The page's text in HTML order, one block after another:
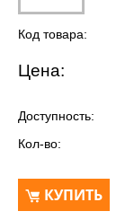
Код товара:
Цена:
Доступность:
Кол-во:
КУПИТЬ